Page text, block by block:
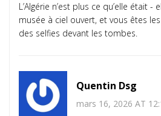
L’Algérie n’est plus ce qu’elle était -
musée à ciel ouvert, et vous êtes
des selfies devant les tombes.
Quentin Dsg
mars 16, 2026 AT